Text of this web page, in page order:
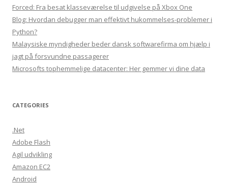
Forced: Fra besat klasseværelse til udgivelse på Xbox One
Blog: Hvordan debugger man effektivt hukommelses-problemer i
Python?
Malaysiske myndigheder beder dansk softwarefirma om hjælp i
jagt på forsvundne passagerer
Microsofts tophemmelige datacenter: Her gemmer vi dine data
CATEGORIES
.Net
Adobe Flash
Agil udvikling
Amazon EC2
Android